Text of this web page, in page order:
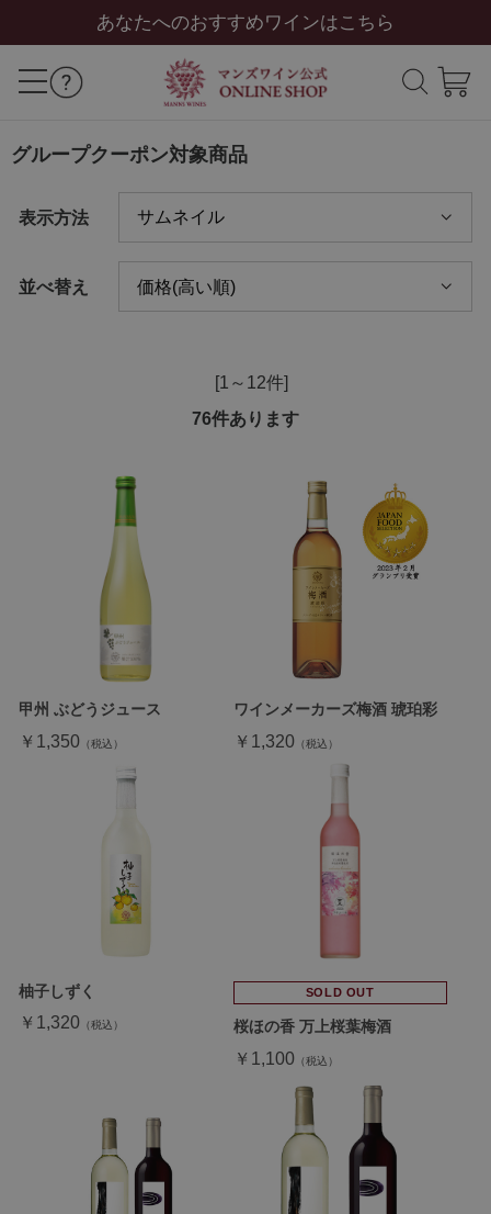
あなたへのおすすめワインはこちら
グループクーポン対象商品
表示方法
並べ替え
[1～12件]
76件あります
甲州 ぶどうジュース
￥1,350
ワインメーカーズ梅酒 琥珀彩
￥1,320
柚子しずく
￥1,320
SOLD OUT
桜ほの香 万上桜葉梅酒
￥1,100